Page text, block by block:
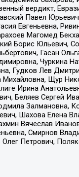
вердикт,
Павел
Евгеньевна,
Магомед
Борис Юльевич,
Гасан
Чуркина
Гудков Лев
Михайловна, Щур
Ирина
Беляев Сергей
Залмановна,
Шахова Елена
Вячеслав
Смирнов
Петрович,